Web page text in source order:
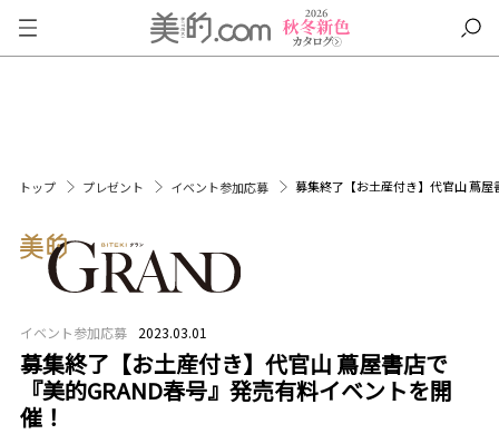
トップ プレゼント イベント参加応募 募集終了【お土産付き】代官山 蔦
イベント参加応募 2023.03.01
募集終了【お土産付き】代官山 蔦屋書店で
『美的GRAND春号』発売有料イベントを開
催！